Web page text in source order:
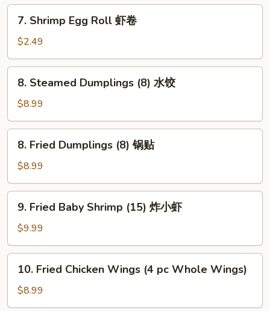
Roll
Shrimp
Egg
Roll
虾
7. Shrimp Egg Roll 虾卷
$2.49
Steamed
Dumplings
(8)
水
8. Steamed Dumplings (8) 水饺
$8.99
Fried
Dumplings
(8)
锅
8. Fried Dumplings (8) 锅贴
$8.99
Fried
Baby
Shrimp
(15)
9. Fried Baby Shrimp (15) 炸小虾
$9.99
Fried
Chicken
Wings
10. Fried Chicken Wings (4 pc Whole Wings)
$8.99